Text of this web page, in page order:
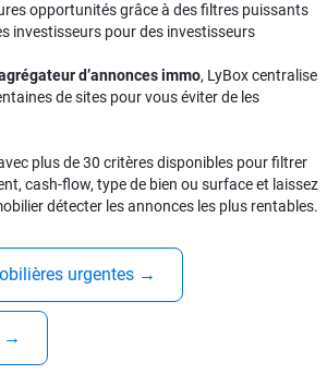
opportunités grâce à des filtres puissants
investisseurs pour des investisseurs
d’annonces immo, LyBox centralise
de sites pour vous éviter de les
plus de 30 critères disponibles pour filtrer
cash-flow, type de bien ou surface et laissez
détecter les annonces les plus rentables.
urgentes →
→